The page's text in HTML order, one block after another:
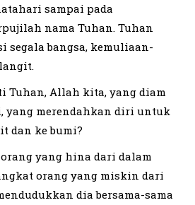
sampai pada
nama Tuhan. Tuhan
segala bangsa, kemuliaan-
Tuhan, Allah kita, yang diam
yang merendahkan diri untuk
dan ke bumi?
yang hina dari dalam
orang yang miskin dari
dia bersama-sama